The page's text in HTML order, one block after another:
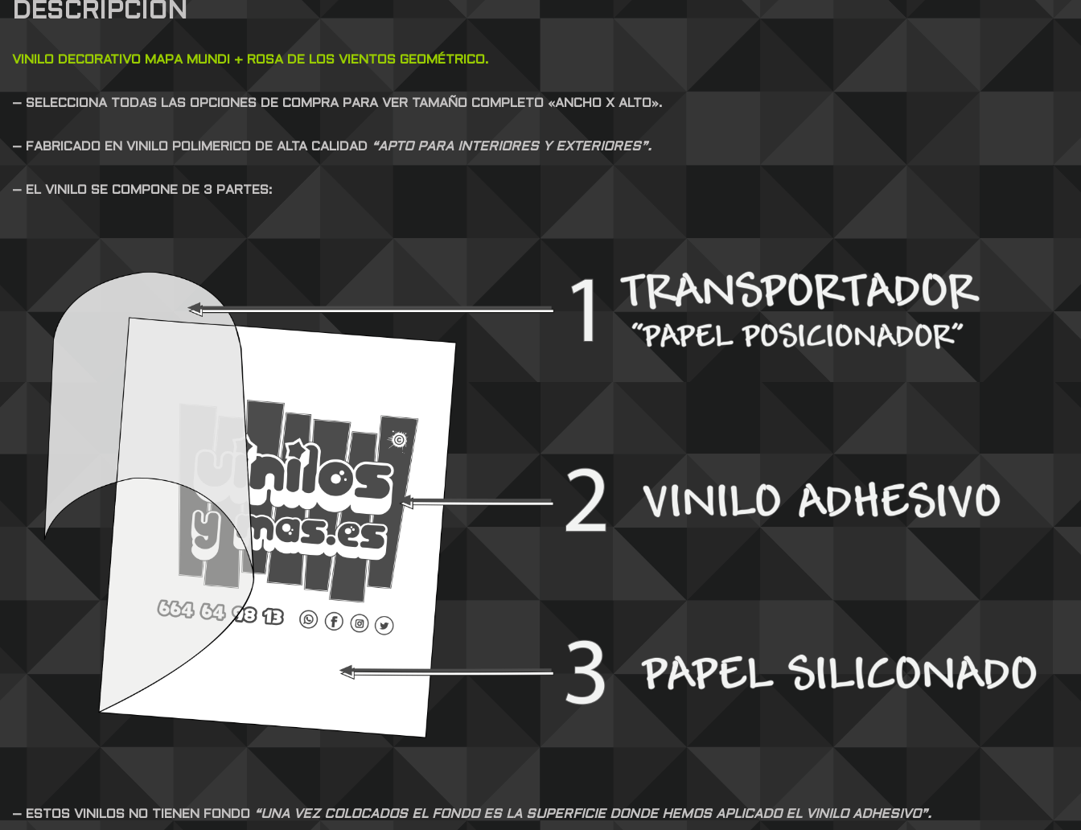
DESCRIPCIÓN
VINILO DECORATIVO MAPA MUNDI + ROSA DE LOS VIENTOS GEOMÉTRICO.
– SELECCIONA TODAS LAS OPCIONES DE COMPRA PARA VER TAMAÑO COMPLETO «ANCHO X ALTO».
– FABRICADO EN VINILO POLIMERICO DE ALTA CALIDAD “APTO PARA INTERIORES Y EXTERIORES”.
– EL VINILO SE COMPONE DE 3 PARTES:
– ESTOS VINILOS NO TIENEN FONDO “UNA VEZ COLOCADOS EL FONDO ES LA SUPERFICIE DONDE HEMOS APLICADO EL VINILO ADHESIVO”.